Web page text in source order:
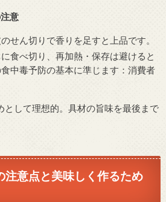
意
せん切りで香りを足すと上品です。
食べ切り、再加熱・保存は避けると
中毒予防の基本に準じます：消費者
として理想的。具材の旨味を最後まで
注意点と美味しく作るため